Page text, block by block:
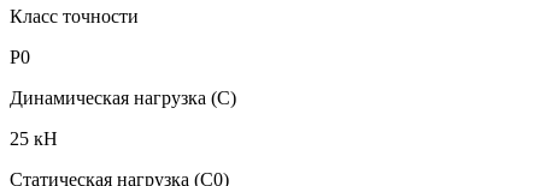
Класс точности
P0
Динамическая нагрузка (C)
25 кН
Статическая нагрузка (C0)